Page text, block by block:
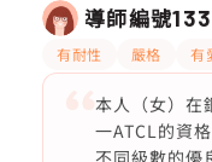
導師編號
有耐性 嚴格 有
本人（女）在
一ATCL的資
不同級數的優